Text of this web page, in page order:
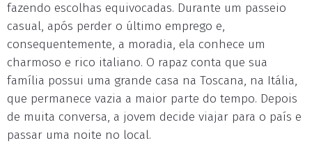
fazendo escolhas equivocadas. Durante um passeio
casual, após perder o último emprego e,
consequentemente, a moradia, ela conhece um
charmoso e rico italiano. O rapaz conta que sua
família possui uma grande casa na Toscana, na Itália,
que permanece vazia a maior parte do tempo. Depois
de muita conversa, a jovem decide viajar para o país e
passar uma noite no local.